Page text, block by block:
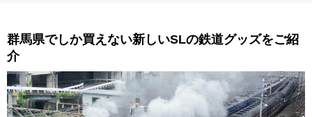
群馬県でしか買えない新しいSLの鉄道グッズをご紹
介